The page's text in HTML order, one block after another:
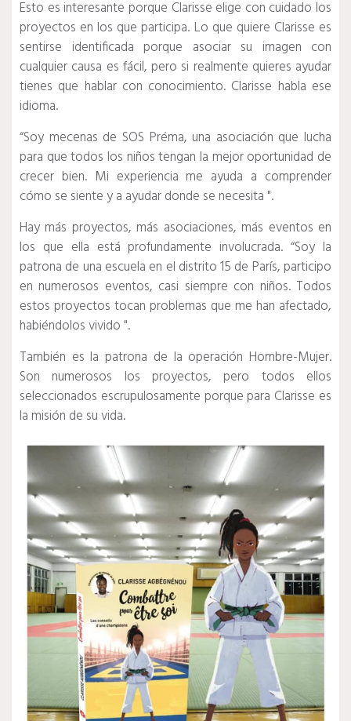
Esto es interesante porque Clarisse elige con cuidado los
proyectos en los que participa. Lo que quiere Clarisse es
sentirse identificada porque asociar su imagen con
cualquier causa es fácil, pero si realmente quieres ayudar
tienes que hablar con conocimiento. Clarisse habla ese
idioma.
“Soy mecenas de SOS Préma, una asociación que lucha
para que todos los niños tengan la mejor oportunidad de
crecer bien. Mi experiencia me ayuda a comprender
cómo se siente y a ayudar donde se necesita ".
Hay más proyectos, más asociaciones, más eventos en
los que ella está profundamente involucrada.“Soy la
patrona de una escuela en el distrito 15 de París, participo
en numerosos eventos, casi siempre con niños. Todos
estos proyectos tocan problemas que me han afectado,
habiéndolos vivido ".
También es la patrona de la operación Hombre-Mujer.
Son numerosos los proyectos, pero todos ellos
seleccionados escrupulosamente porque para Clarisse es
la misión de su vida.